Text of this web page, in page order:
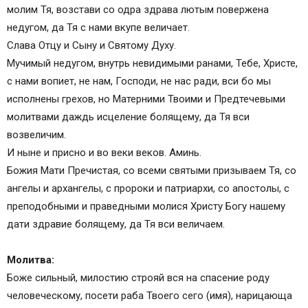
молим Тя, возстави со одра здрава лютым повержена
недугом, да Тя с нами вкупе величает.
Слава Отцу и Сыну и Святому Духу.
Мучимый недугом, внутрь невидимыми ранами, Тебе, Христе,
с нами вопиет, не нам, Господи, не нас ради, вси бо мы
исполнены грехов, но Матерними Твоими и Предтечевыми
молитвами даждь исцеление болящему, да Тя вси
возвеличим.
И ныне и присно и во веки веков. Аминь.
Божия Мати Пречистая, со всеми святыми призываем Тя, со
ангелы и архангелы, с пророки и патриархи, со апостолы, с
преподобными и праведными молися Христу Богу нашему
дати здравие болящему, да Тя вси величаем.
Молитва:
Боже сильный, милостию строяй вся на спасение роду
человеческому, посети раба Твоего сего (имя), нарицающа